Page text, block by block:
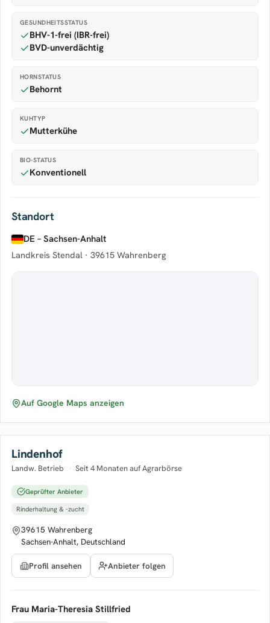
GESUNDHEITSSTATUS
BHV-1-frei (IBR-frei)
BVD-unverdächtig
HORNSTATUS
Behornt
KUHTYP
Mutterkühe
BIO-STATUS
Konventionell
Standort
DE – Sachsen-Anhalt
Landkreis Stendal · 39615 Wahrenberg
Auf Google Maps anzeigen
Lindenhof
Landw. Betrieb · Seit 4 Monaten auf Agrarbörse
Geprüfter Anbieter
Rinderhaltung & -zucht
39615 Wahrenberg
Sachsen-Anhalt, Deutschland
Profil ansehen Anbieter folgen
Frau Maria-Theresia Stillfried